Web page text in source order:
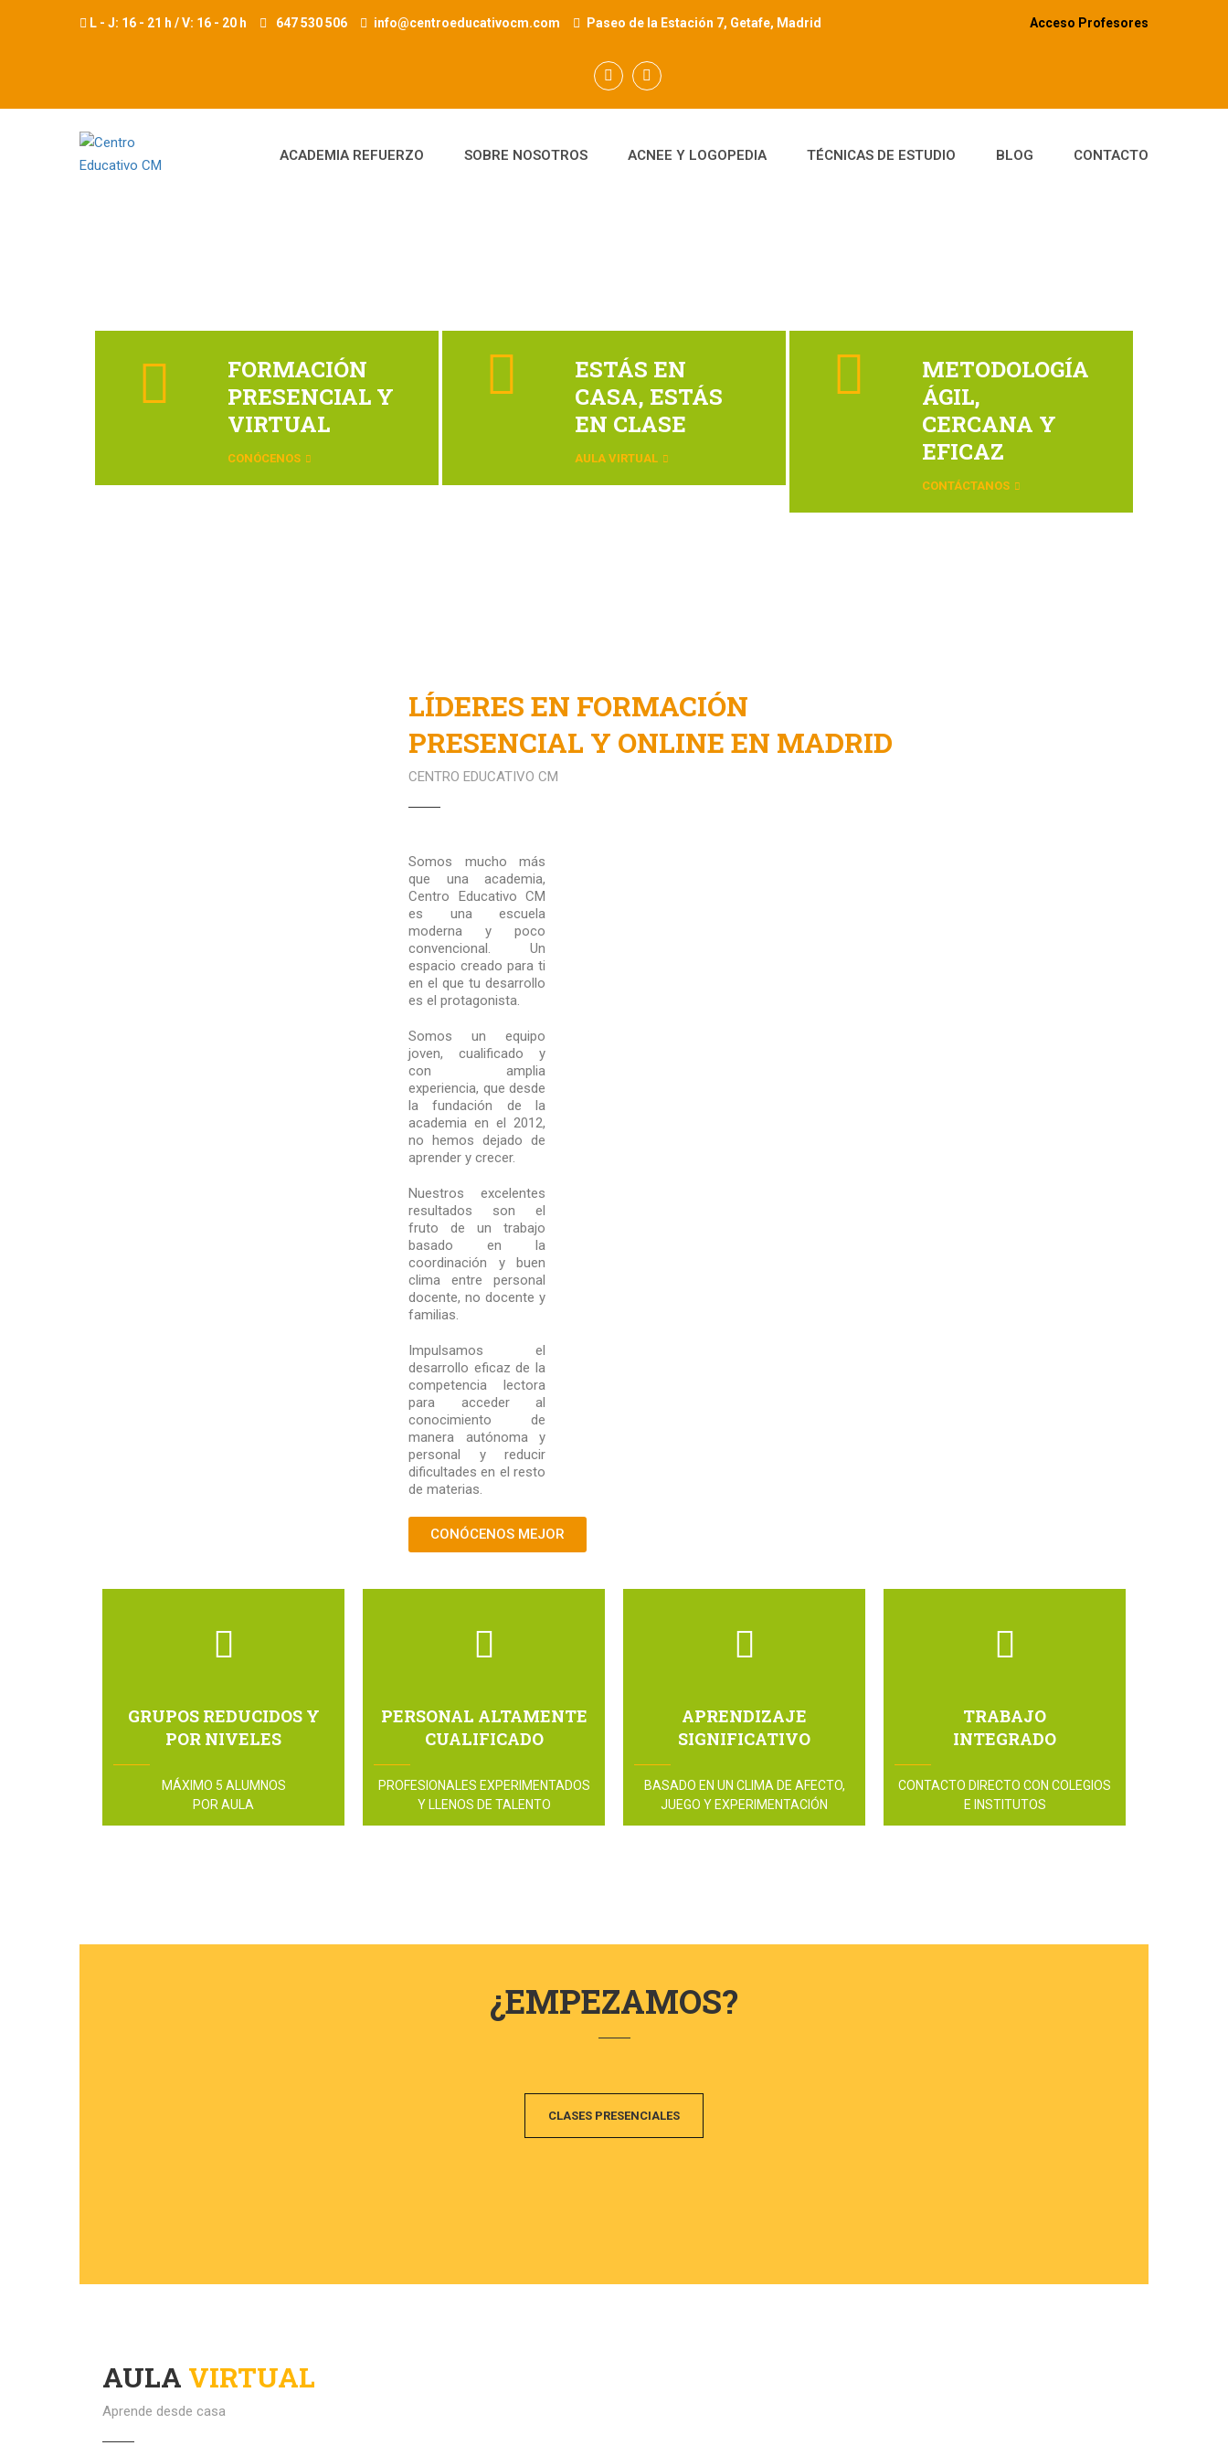
L - J: 16 - 21 h / V: 16 - 20 h 647 530 506 info@centroeducativocm.com Paseo de la Estación 7, Getafe, Madrid Acceso Profesores
ACADEMIA REFUERZO SOBRE NOSOTROS ACNEE Y LOGOPEDIA TÉCNICAS DE ESTUDIO BLOG CONTACTO
FORMACIÓN
PRESENCIAL Y
VIRTUAL
CONÓCENOS
ESTÁS EN
CASA, ESTÁS
EN CLASE
AULA VIRTUAL
METODOLOGÍA
ÁGIL,
CERCANA Y
EFICAZ
CONTÁCTANOS
LÍDERES EN FORMACIÓN
PRESENCIAL Y ONLINE EN MADRID
CENTRO EDUCATIVO CM
Somos mucho más
que una academia,
Centro Educativo CM
es una escuela
moderna y poco
convencional. Un
espacio creado para ti
en el que tu desarrollo
es el protagonista.
Somos un equipo
joven, cualificado y
con amplia
experiencia, que desde
la fundación de la
academia en el 2012,
no hemos dejado de
aprender y crecer.
Nuestros excelentes
resultados son el
fruto de un trabajo
basado en la
coordinación y buen
clima entre personal
docente, no docente y
familias.
Impulsamos el
desarrollo eficaz de la
competencia lectora
para acceder al
conocimiento de
manera autónoma y
personal y reducir
dificultades en el resto
de materias.
CONÓCENOS MEJOR
GRUPOS REDUCIDOS Y
POR NIVELES
MÁXIMO 5 ALUMNOS
POR AULA
PERSONAL ALTAMENTE
CUALIFICADO
PROFESIONALES EXPERIMENTADOS
Y LLENOS DE TALENTO
APRENDIZAJE
SIGNIFICATIVO
BASADO EN UN CLIMA DE AFECTO,
JUEGO Y EXPERIMENTACIÓN
TRABAJO
INTEGRADO
CONTACTO DIRECTO CON COLEGIOS
E INSTITUTOS
¿EMPEZAMOS?
CLASES PRESENCIALES
AULA VIRTUAL
Aprende desde casa